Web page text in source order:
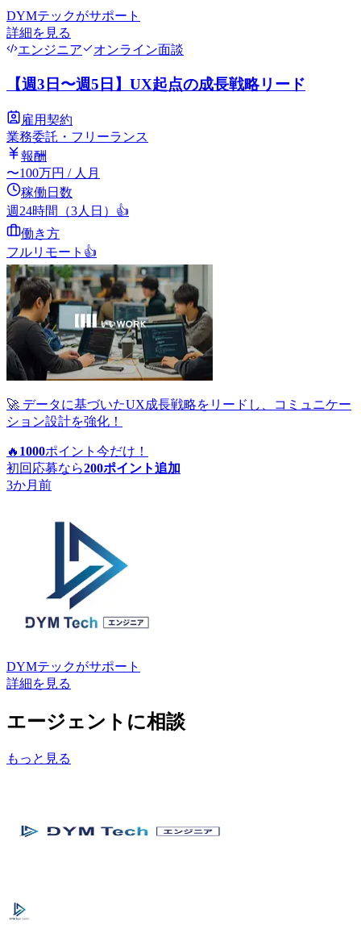
DYMテックがサポート
詳細を見る
エンジニア
オンライン面談
【週3日〜週5日】UX起点の成長戦略リード
雇用契約
業務委託・フリーランス
報酬
〜100万円 / 人月
稼働日数
週24時間（3人日） 👍
働き方
フルリモート 👍
🚀 データに基づいたUX成長戦略をリードし、コミュニケー
ション設計を強化！
🔥 1000ポイント 今だけ！
初回応募なら200ポイント追加
3か月前
DYMテックがサポート
詳細を見る
エージェントに相談
もっと見る